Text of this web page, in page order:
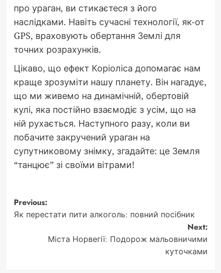
про ураган, ви стикаєтеся з його
наслідками. Навіть сучасні технології, як-от
GPS, враховують обертання Землі для
точних розрахунків.
Цікаво, що ефект Коріоліса допомагає нам
краще зрозуміти нашу планету. Він нагадує,
що ми живемо на динамічній, обертовій
кулі, яка постійно взаємодіє з усім, що на
ній рухається. Наступного разу, коли ви
побачите закручений ураган на
супутниковому знімку, згадайте: це Земля
“танцює” зі своїми вітрами!
Post
navigation
Previous:
Як перестати пити алкоголь: повний посібник
Next:
Міста Норвегії: Подорож мальовничими
куточками